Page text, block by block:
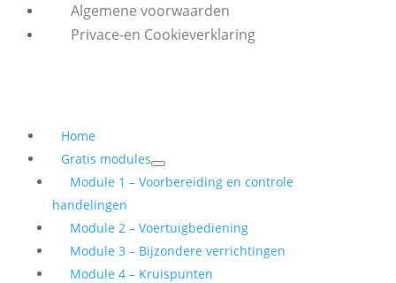
Algemene voorwaarden
Privace-en Cookieverklaring
Home
Gratis modules
Module 1 – Voorbereiding en controle
handelingen
Module 2 – Voertuigbediening
Module 3 – Bijzondere verrichtingen
Module 4 – Kruispunten